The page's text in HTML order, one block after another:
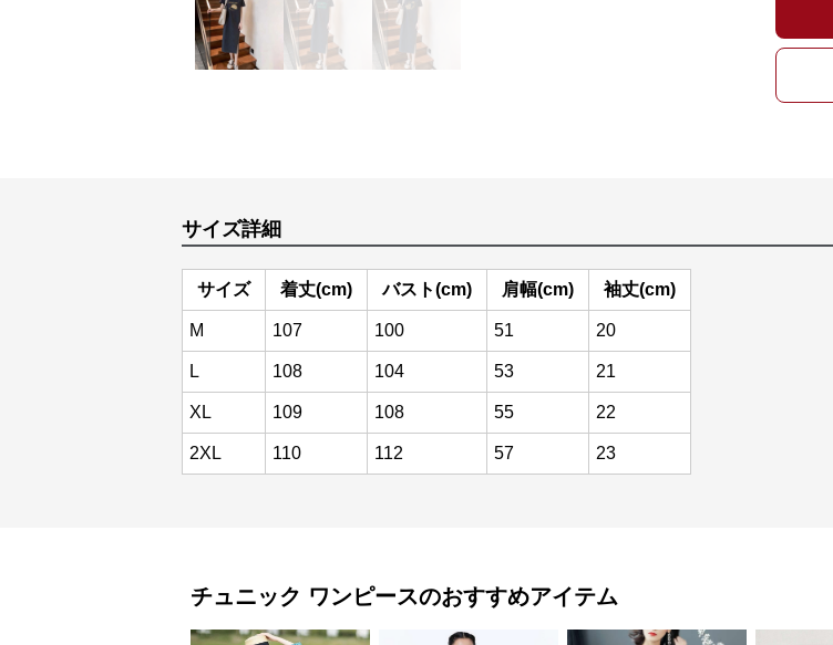
サイズ詳細
サイズ 着丈(cm) バスト(cm) 肩幅(cm) 袖丈(cm)
M 107 100 51 20
L 108 104 53 21
XL 109 108 55 22
2XL 110 112 57 23
チュニック ワンピースのおすすめアイテム